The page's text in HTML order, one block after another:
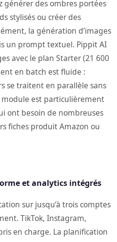
générer des ombres portées
stylisés ou créer des
la génération d’images
un prompt textuel. Pippit AI
avec le plan Starter (21 600
en batch est fluide :
se traitent en parallèle sans
est particulièrement
ont besoin de nombreuses
fiches produit Amazon ou
et analytics intégrés
sur jusqu’à trois comptes
TikTok, Instagram,
en charge. La planification